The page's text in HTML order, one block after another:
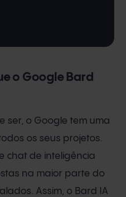
o Google Bard
ser, o Google tem uma
os seus projetos.
chat de inteligência
na maior parte do
Assim, o Bard IA